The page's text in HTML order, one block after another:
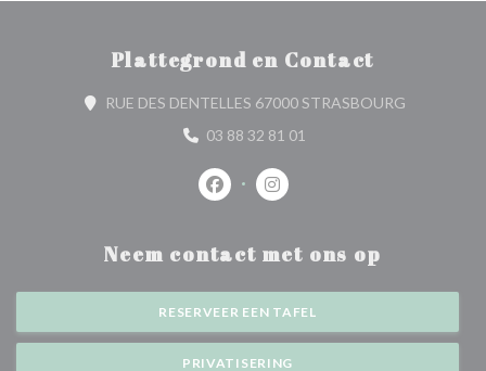
Plattegrond en Contact
RUE DES DENTELLES 67000 STRASBOURG
03 88 32 81 01
Facebook ((opent in een nieuw
Instagram ((opent in een
Neem contact met ons op
RESERVEER EEN TAFEL
PRIVATISERING